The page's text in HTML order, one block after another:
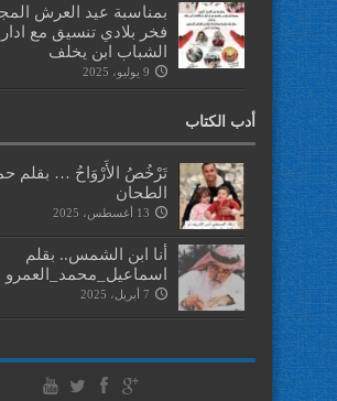
بمناسبة عيد العرش
فخر بلادي تنسيق مع
الشباب ابن يخلف
9 يوليو، 2025
أدب الكتاب
تَرْخُصُ الأَرْوَاحُ … بقلم
الطحان
13 أغسطس، 2025
أنا ابن الشمس.. بقلم
اسماعيل_محمد_العمرو
7 أبريل، 2025